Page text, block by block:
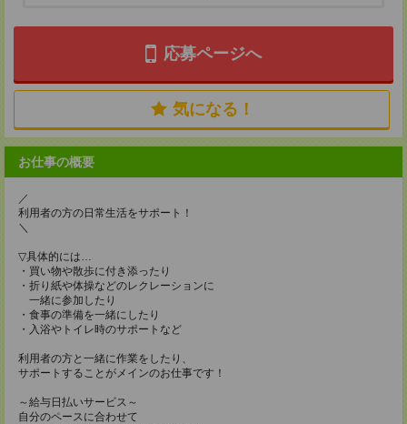
応募ページへ
気になる！
お仕事の概要
／
利用者の方の日常生活をサポート！
＼
▽具体的には…
・買い物や散歩に付き添ったり
・折り紙や体操などのレクレーションに
一緒に参加したり
・食事の準備を一緒にしたり
・入浴やトイレ時のサポートなど
利用者の方と一緒に作業をしたり、
サポートすることがメインのお仕事です！
～給与日払いサービス～
自分のペースに合わせて